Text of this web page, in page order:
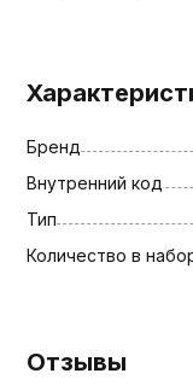
Бренд
Внутренний код
Тип
Количество в
Отзывы